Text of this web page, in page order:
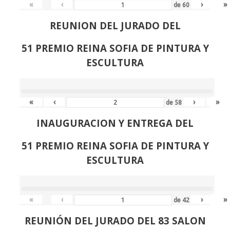
« ‹ de 60 › »
REUNION DEL JURADO DEL
51 PREMIO REINA SOFIA DE PINTURA Y
ESCULTURA
« ‹ de 58 › »
INAUGURACION Y ENTREGA DEL
51 PREMIO REINA SOFIA DE PINTURA Y
ESCULTURA
« ‹ de 42 › »
REUNIÓN DEL JURADO DEL 83 SALON